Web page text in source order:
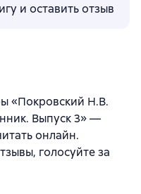
и оставить отзыв
«Покровский Н.В.
Выпуск 3» —
онлайн.
голосуйте за